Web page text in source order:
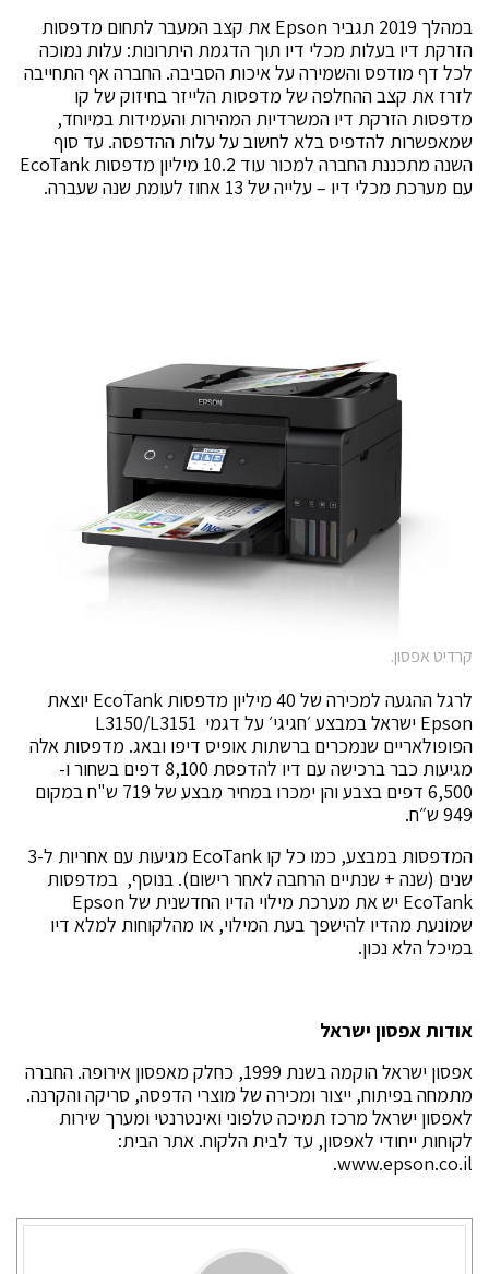
במהלך 2019 תגביר Epson את קצב המעבר לתחום מדפסות
הזרקת דיו בעלות מכלי דיו תוך הדגמת היתרונות: עלות נמוכה
לכל דף מודפס והשמירה על איכות הסביבה. החברה אף התחייבה
לזרז את קצב ההחלפה של מדפסות הלייזר בחיזוק של קו
מדפסות הזרקת דיו המשרדיות המהירות והעמידות במיוחד,
שמאפשרות להדפיס בלא לחשוב על עלות ההדפסה. עד סוף
השנה מתכננת החברה למכור עוד 10.2 מיליון מדפסות EcoTank
עם מערכת מכלי דיו – עלייה של 13 אחוז לעומת שנה שעברה.
קרדיט אפסון.
לרגל ההגעה למכירה של 40 מיליון מדפסות EcoTank יוצאת
Epson ישראל במבצע ׳חגיגי׳ על דגמי L3150/L3151
הפופולאריים שנמכרים ברשתות אופיס דיפו ובאג. מדפסות אלה
מגיעות כבר ברכישה עם דיו להדפסת 8,100 דפים בשחור ו-
6,500 דפים בצבע והן ימכרו במחיר מבצע של 719 ש"ח במקום
949 ש״ח.
המדפסות במבצע, כמו כל קו EcoTank מגיעות עם אחריות ל-3
שנים (שנה + שנתיים הרחבה לאחר רישום). בנוסף, במדפסות
EcoTank יש את מערכת מילוי הדיו החדשנית של Epson
שמונעת מהדיו להישפך בעת המילוי, או מהלקוחות למלא דיו
במיכל הלא נכון.
אודות אפסון ישראל
אפסון ישראל הוקמה בשנת 1999, כחלק מאפסון אירופה. החברה
מתמחה בפיתוח, ייצור ומכירה של מוצרי הדפסה, סריקה והקרנה.
לאפסון ישראל מרכז תמיכה טלפוני ואינטרנטי ומערך שירות
לקוחות ייחודי לאפסון, עד לבית הלקוח. אתר הבית:
www.epson.co.il.